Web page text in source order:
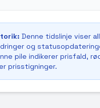
Denne tidslinje viser
og
pile indikerer prisfald,
prisstigninger.